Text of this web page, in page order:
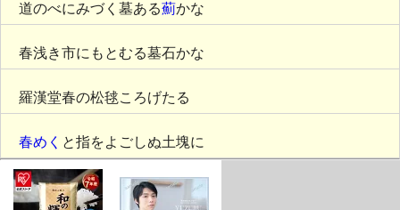
道のべにみづく墓ある薊かな
春浅き市にもとむる墓石かな
羅漢堂春の松毬ころげたる
春めく と指をよごしぬ土塊に